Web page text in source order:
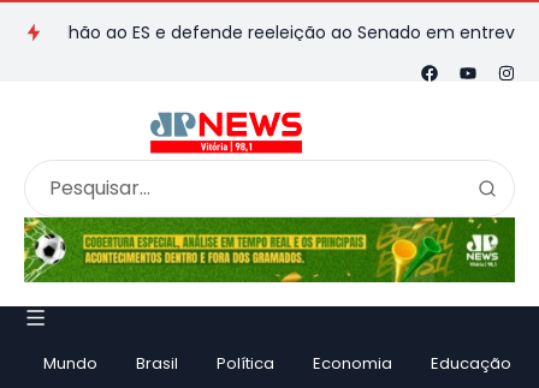
ao ES e defende reeleição ao Senado em entrevista
Mundo Brasil Política Economia Educação